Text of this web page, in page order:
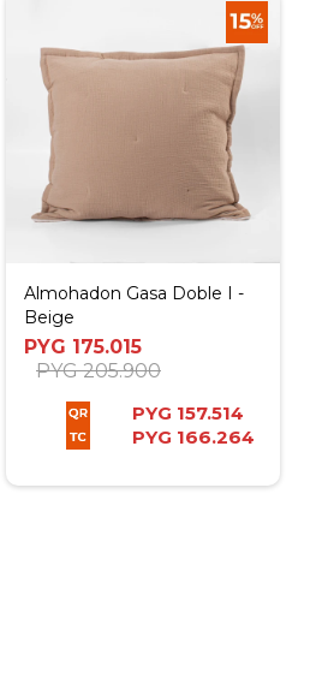
Almohadon Gasa Doble I -
Beige
PYG 175.015
PYG 205.900
PYG 157.514
PYG 166.264